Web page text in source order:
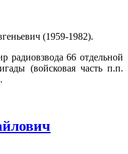
(1959-1982).
радиовзвода 66 отдельной
(войсковая часть п.п.